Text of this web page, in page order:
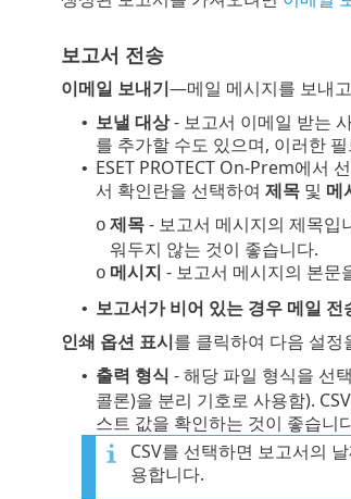
보고서 전송
이메일 보내기—메일 메시지를 보내
• 보낼 대상- 보고서 이메일 받는
를 추가할 수도 있으며, 이러한
• ESET PROTECT On-Prem에서
서 확인란을 선택하여 제목및 메
o 제목- 보고서 메시지의 제목입
워두지 않는 것이 좋습니다.
o 메시지 - 보고서 메시지의 본문
• 보고서가 비어 있는 경우 메일 전
인쇄 옵션 표시를 클릭하여 다음 설정
• 출력 형식 - 해당 파일 형식을 선
콜론)을 분리 기호로 사용함).
스트 값을 확인하는 것이 좋습니
CSV를 선택하면 보고서의
용합니다.